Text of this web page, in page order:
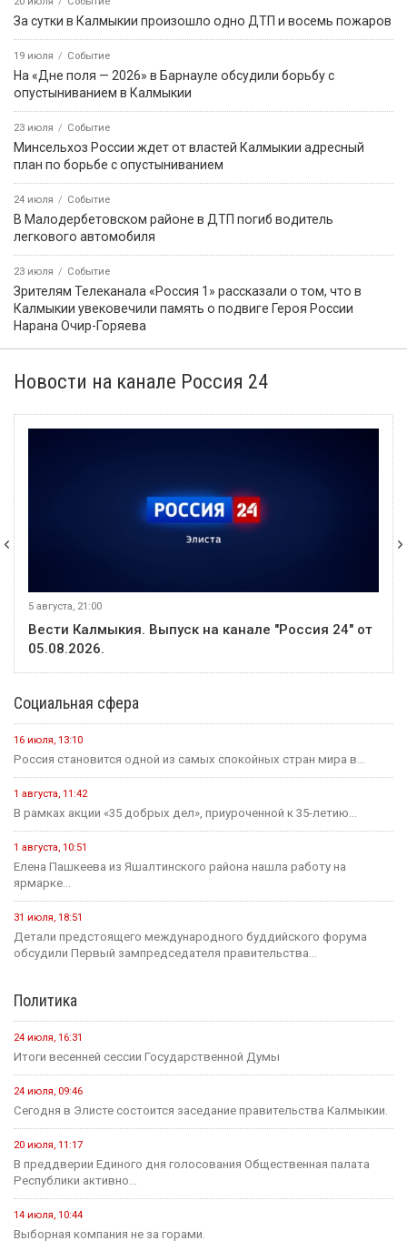
За сутки в Калмыкии произошло одно ДТП и восемь пожаров
19 июля Событие
На «Дне поля — 2026» в Барнауле обсудили борьбу с
опустыниванием в Калмыкии
23 июля Событие
Минсельхоз России ждет от властей Калмыкии адресный
план по борьбе с опустыниванием
24 июля Событие
В Малодербетовском районе в ДТП погиб водитель
легкового автомобиля
23 июля Событие
Зрителям Телеканала «Россия 1» рассказали о том, что в
Калмыкии увековечили память о подвиге Героя России
Нарана Очир-Горяева
Новости на канале Россия 24
5 августа, 21:00
Вести Калмыкия. Выпуск на канале "Россия 24" от
05.08.2026.
Социальная сфера
16 июля, 13:10
Россия становится одной из самых спокойных стран мира в...
1 августа, 11:42
В рамках акции «35 добрых дел», приуроченной к 35-летию...
1 августа, 10:51
Елена Пашкеева из Яшалтинского района нашла работу на
ярмарке...
31 июля, 18:51
Детали предстоящего международного буддийского форума
обсудили Первый зампредседателя правительства...
Политика
24 июля, 16:31
Итоги весенней сессии Государственной Думы
24 июля, 09:46
Сегодня в Элисте состоится заседание правительства Калмыкии.
20 июля, 11:17
В преддверии Единого дня голосования Общественная палата
Республики активно...
14 июля, 10:44
Выборная компания не за горами.